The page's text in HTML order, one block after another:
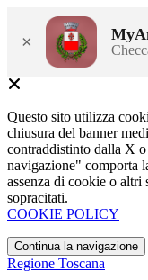
×
Questo sito utilizza
chiusura del banner
contraddistinto dalla X
navigazione" comporta
assenza di cookie o
sopracitati.
COOKIE POLICY
Continua la navigazione
Regione Toscana